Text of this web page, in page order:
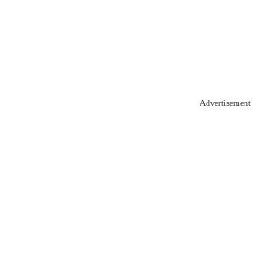
Advertisement